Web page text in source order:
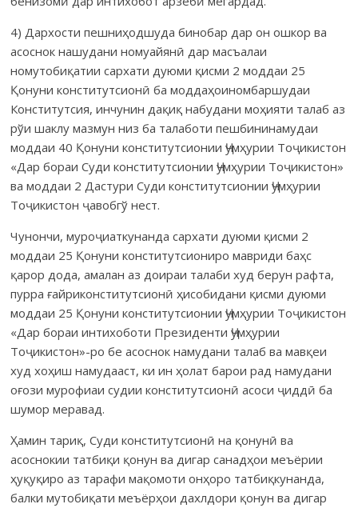
4) Дархости пешниҳодшуда бинобар дар он ошкор ва
асоснок нашудани номуайянӣ дар масъалаи
номутобиқатии сархати дуюми қисми 2 моддаи 25
Қонуни конститутсионӣ ба моддаҳоиномбаршудаи
Конститутсия, инчунин дақиқ набудани моҳияти талаб аз
рўи шаклу мазмун низ ба талаботи пешбининамудаи
моддаи 40 Қонуни конститутсионии Ҷумҳурии Тоҷикистон
«Дар бораи Суди конститутсионии Ҷумҳурии Тоҷикистон»
ва моддаи 2 Дастури Суди конститутсионии Ҷумҳурии
Тоҷикистон ҷавобгў нест.
Чунончи, муроҷиаткунанда сархати дуюми қисми 2
моддаи 25 Қонуни конститутсиониро мавриди баҳс
қарор дода, амалан аз доираи талаби худ берун рафта,
пурра ғайриконститутсионӣ ҳисобидани қисми дуюми
моддаи 25 Қонуни конститутсионии Ҷумҳурии Тоҷикистон
«Дар бораи интихоботи Президенти Ҷумҳурии
Тоҷикистон»-ро бе асоснок намудани талаб ва мавқеи
худ хоҳиш намудааст, ки ин ҳолат барои рад намудани
оғози мурофиаи судии конститутсионӣ асоси ҷиддӣ ба
шумор меравад.
Ҳамин тариқ, Суди конститутсионӣ на қонунӣ ва
асоснокии татбиқи қонун ва дигар санадҳои меъёрии
ҳуқуқиро аз тарафи мақомоти онҳоро татбиқкунанда,
балки мутобиқати меъёрҳои дахлдори қонун ва дигар